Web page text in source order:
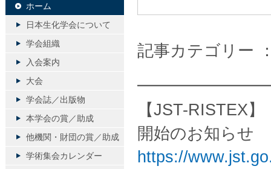
記事カテゴリー
【JST-RISTEX
開始のお知らせ
https://
ホーム
日本生化学会について
学会組織
入会案内
大会
学会誌／出版物
本学会の賞／助成
他機関・財団の賞／助成
学術集会カレンダー